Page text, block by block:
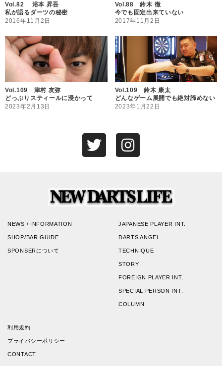
Vol.82 浴本 昇吾
私が語るダーツの秘密
2016年11月2日
Vol.88 鈴木 徹
今でも固定出来ていない
2017年11月2日
Vol.109 津村 友弥
どっぷりスティールに浸かって
2023年2月13日
Vol.109 鈴木 康太
どんなゲーム展開でも絶対諦めない
2023年1月22日
NEWS / INFORMATION
SHOP/BAR GUIDE
SPONSERについて
JAPANESE PLAYER INT.
DARTS ANGEL
TECHNIQUE
STORY
FOREIGN PLAYER INT.
SPECIAL PERSON INT.
COLUMN
利用規約
プライバシーポリシー
CONTACT